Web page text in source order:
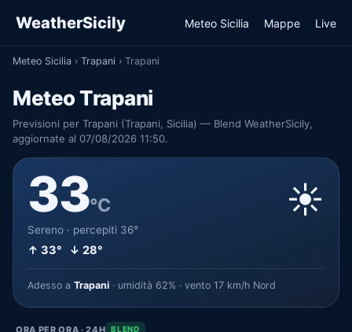
WeatherSicily Meteo Sicilia Mappe Live
Meteo Sicilia › Trapani › Trapani
Meteo Trapani
Previsioni per Trapani (Trapani, Sicilia) — Blend WeatherSicily,
aggiornate al 07/08/2026 11:50.
33°C
Sereno · percepiti 36°
↑ 33° ↓ 28°
☀️
Adesso a Trapani · umidità 62% · vento 17 km/h Nord
ORA PER ORA · 24H BLEND